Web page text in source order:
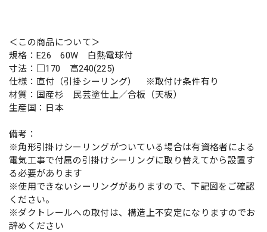
＜この商品について＞
規格：E26 60W 白熱電球付
寸法：□170 高240(225)
仕様：直付（引掛シーリング） ※取付け条件有り
材質：国産杉 民芸塗仕上／合板（天板）
生産国：日本
備考：
※角形引掛けシーリングがついている場合は有資格者による
電気工事で付属の引掛けシーリングに取り替えてから設置す
る必要があります
※使用できないシーリングがありますので、下記図をご確認
ください。
※ダクトレールへの取付は、構造上不安定になりますのでお
辞めください